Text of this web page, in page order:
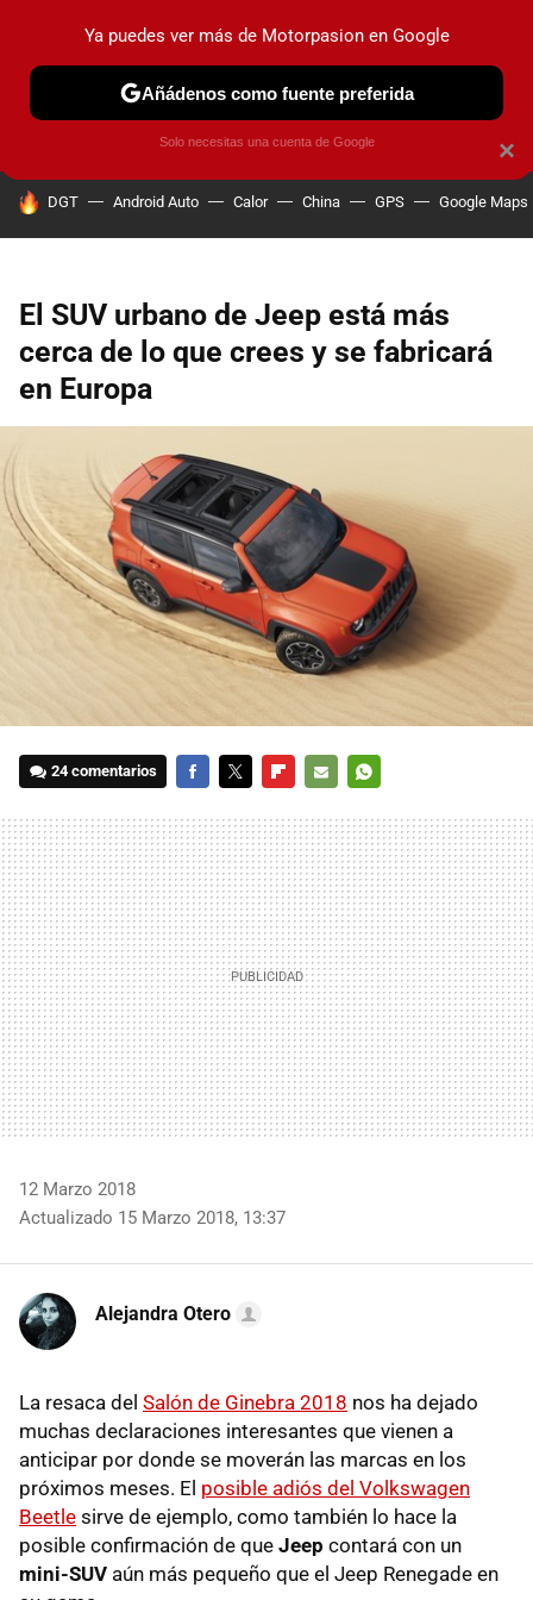
PRUEBAS COCHES ELÉCTRICOS OBSERVATORIO
HOY SE HABLA DE
DGT Android Auto Calor China GPS Google Maps
El SUV urbano de Jeep está más
cerca de lo que crees y se fabricará
en Europa
24 comentarios
MAIL
12 Marzo 2018
Actualizado 15 Marzo 2018, 13:37
Alejandra Otero
La resaca del Salón de Ginebra 2018 nos ha dejado
muchas declaraciones interesantes que vienen a
anticipar por donde se moverán las marcas en los
próximos meses. El posible adiós del Volkswagen
Beetle sirve de ejemplo, como también lo hace la
posible confirmación de que Jeep contará con un
mini-SUV aún más pequeño que el Jeep Renegade en
×
Ya puedes ver más de Motorpasion en Google
Añádenos como fuente preferida
Solo necesitas una cuenta de Google